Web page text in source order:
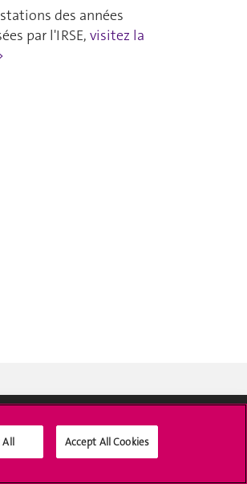
des années
par l'IRSE, visitez la
sociaux UNIGE
All Accept All Cookies